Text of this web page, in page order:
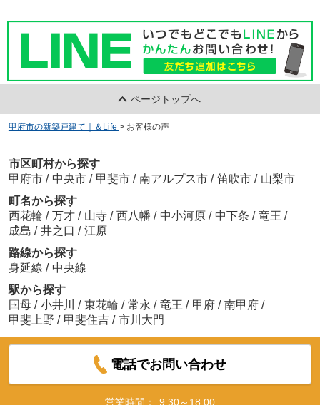
のお陰だと思っています。本当にありがとうござ
いました。
ページトップへ
甲府市の新築戸建て｜＆Life > お客様の声
市区町村から探す
甲府市 / 中央市 / 甲斐市 / 南アルプス市 / 笛吹市 / 山梨市
町名から探す
西花輪 / 万才 / 山寺 / 西八幡 / 中小河原 / 中下条 / 竜王 /
成島 / 井之口 / 江原
路線から探す
身延線 / 中央線
駅から探す
国母 / 小井川 / 東花輪 / 常永 / 竜王 / 甲府 / 南甲府 /
甲斐上野 / 甲斐住吉 / 市川大門
電話でお問い合わせ
営業時間： 9:30～18:00